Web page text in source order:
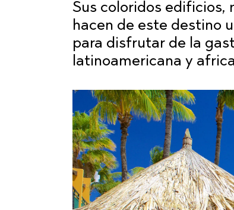
Sus coloridos edificios,
hacen de este destino
para disfrutar de la
latinoamericana y